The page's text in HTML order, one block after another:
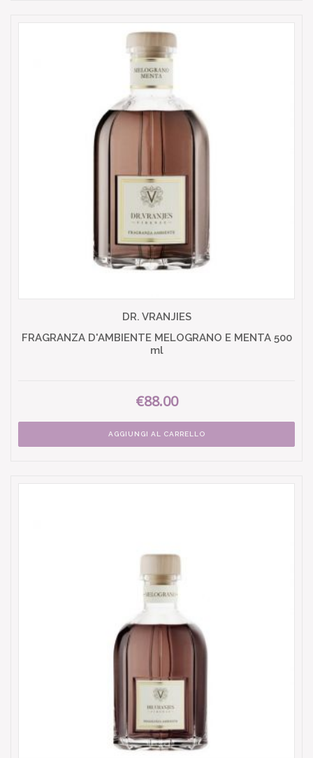
DR. VRANJIES
FRAGRANZA D'AMBIENTE MELOGRANO E MENTA 500
ml
€88.00
AGGIUNGI AL CARRELLO